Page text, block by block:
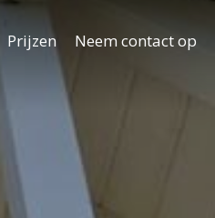
Prijzen Neem contact op